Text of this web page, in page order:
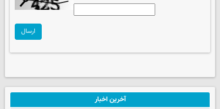
ارسال
آخرین اخبار